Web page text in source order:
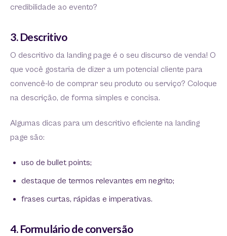
credibilidade ao evento?
3. Descritivo
O descritivo da landing page é o seu discurso de venda! O
que você gostaria de dizer a um potencial cliente para
convencê-lo de comprar seu produto ou serviço? Coloque
na descrição, de forma simples e concisa.
Algumas dicas para um descritivo eficiente na landing
page são:
uso de bullet points;
destaque de termos relevantes em negrito;
frases curtas, rápidas e imperativas.
4. Formulário de conversão